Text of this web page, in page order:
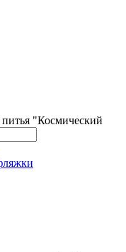
"Космический